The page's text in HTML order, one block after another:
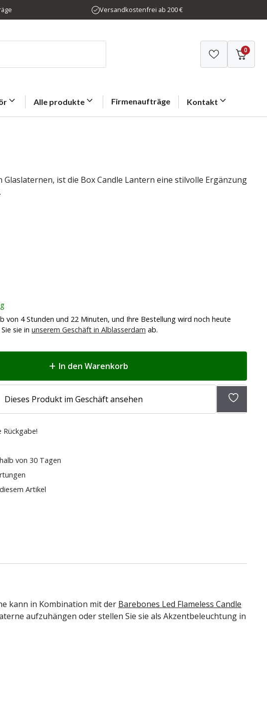
Versandkostenfrei ab 200 €
0
Alle produkte Firmenaufträge Kontakt
ist die Box Candle Lantern eine stilvolle Ergänzung
von 4 Stunden und 22 Minuten, und Ihre Bestellung wird noch heute
sie in unserem Geschäft in Alblasserdam ab.
In den Warenkorb
Dieses Produkt im Geschäft ansehen
Zur
Rückgabe!
von 30 Tagen
Artikel
kann in Kombination mit der Barebones Led Flameless Candle
aufzuhängen oder stellen Sie sie als Akzentbeleuchtung in